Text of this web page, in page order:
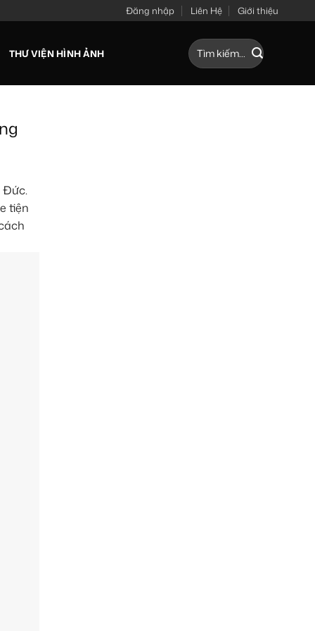
Đăng nhập Liên Hệ Giới thiệu
THƯ VIỆN HÌNH ẢNH
Tìm
kiếm:
Đức.
tiện